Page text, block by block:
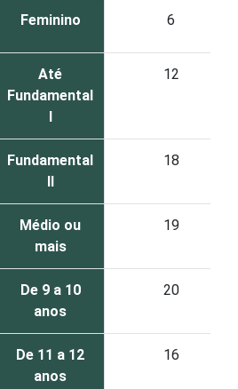
Feminino 6
Até
Fundamental
I
12
Fundamental
II
18
Médio ou
mais
19
De 9 a 10
anos
20
De 11 a 12
anos
16